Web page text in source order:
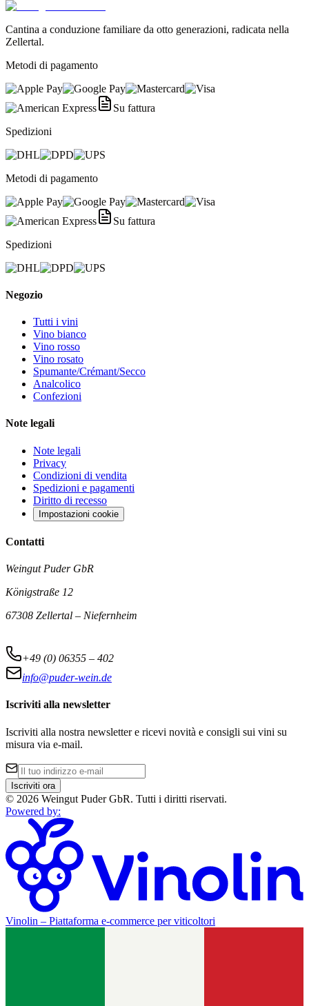
Cantina a conduzione familiare da otto generazioni, radicata nella
Zellertal.
Metodi di pagamento
Su fattura
Spedizioni
Metodi di pagamento
Su fattura
Spedizioni
Negozio
Tutti i vini
Vino bianco
Vino rosso
Vino rosato
Spumante/Crémant/Secco
Analcolico
Confezioni
Note legali
Note legali
Privacy
Condizioni di vendita
Spedizioni e pagamenti
Diritto di recesso
Impostazioni cookie
Contatti
Weingut Puder GbR
Königstraße 12
67308 Zellertal – Niefernheim
+49 (0) 06355 – 402
info@puder-wein.de
Iscriviti alla newsletter
Iscriviti alla nostra newsletter e ricevi novità e consigli sui vini su
misura via e-mail.
Iscriviti ora
© 2026 Weingut Puder GbR. Tutti i diritti riservati.
Powered by:
Vinolin – Piattaforma e-commerce per viticoltori